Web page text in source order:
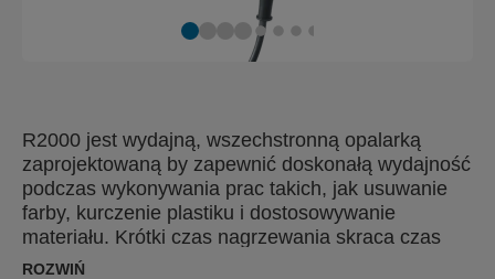
R2000 jest wydajną, wszechstronną opalarką
zaprojektowaną by zapewnić doskonałą wydajność
podczas wykonywania prac takich, jak usuwanie
farby, kurczenie plastiku i dostosowywanie
materiału. Krótki czas nagrzewania skraca czas
przestoju, a trzystopniowa regulacja temperatury
ROZWIŃ